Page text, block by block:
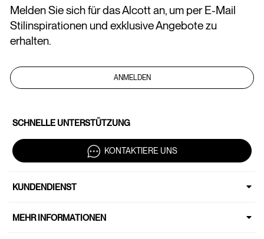
Melden Sie sich für das Alcott an, um per E-Mail
Stilinspirationen und exklusive Angebote zu
erhalten.
ANMELDEN
SCHNELLE UNTERSTÜTZUNG
KONTAKTIERE UNS
KUNDENDIENST
MEHR INFORMATIONEN